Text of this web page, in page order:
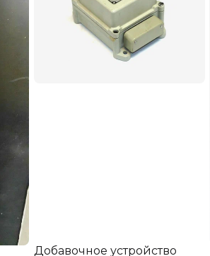
Добавочное устройство